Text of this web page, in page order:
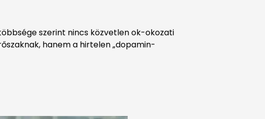
szerint nincs közvetlen ok-okozati
hanem a hirtelen „dopamin-